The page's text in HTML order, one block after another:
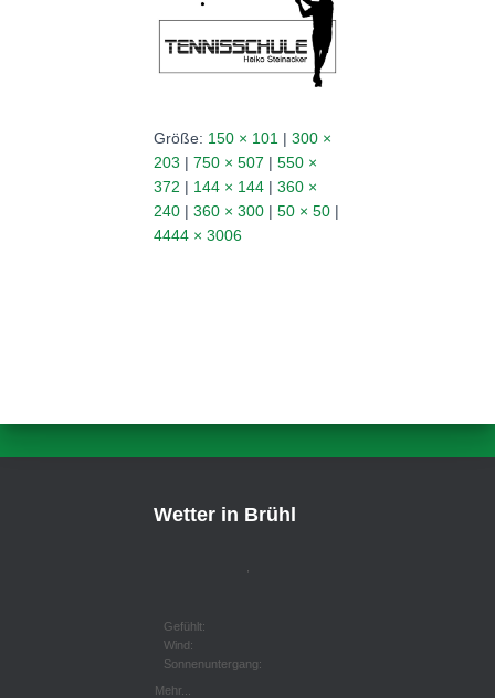
Größe: 150 × 101 | 300 ×
203 | 750 × 507 | 550 ×
372 | 144 × 144 | 360 ×
240 | 360 × 300 | 50 × 50 |
4444 × 3006
Wetter in Brühl
Gefühlt:
Wind:
Sonnenuntergang:
Mehr...